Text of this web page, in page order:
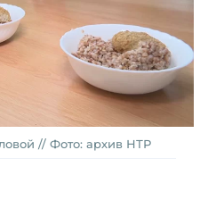
// Фото: архив НТР